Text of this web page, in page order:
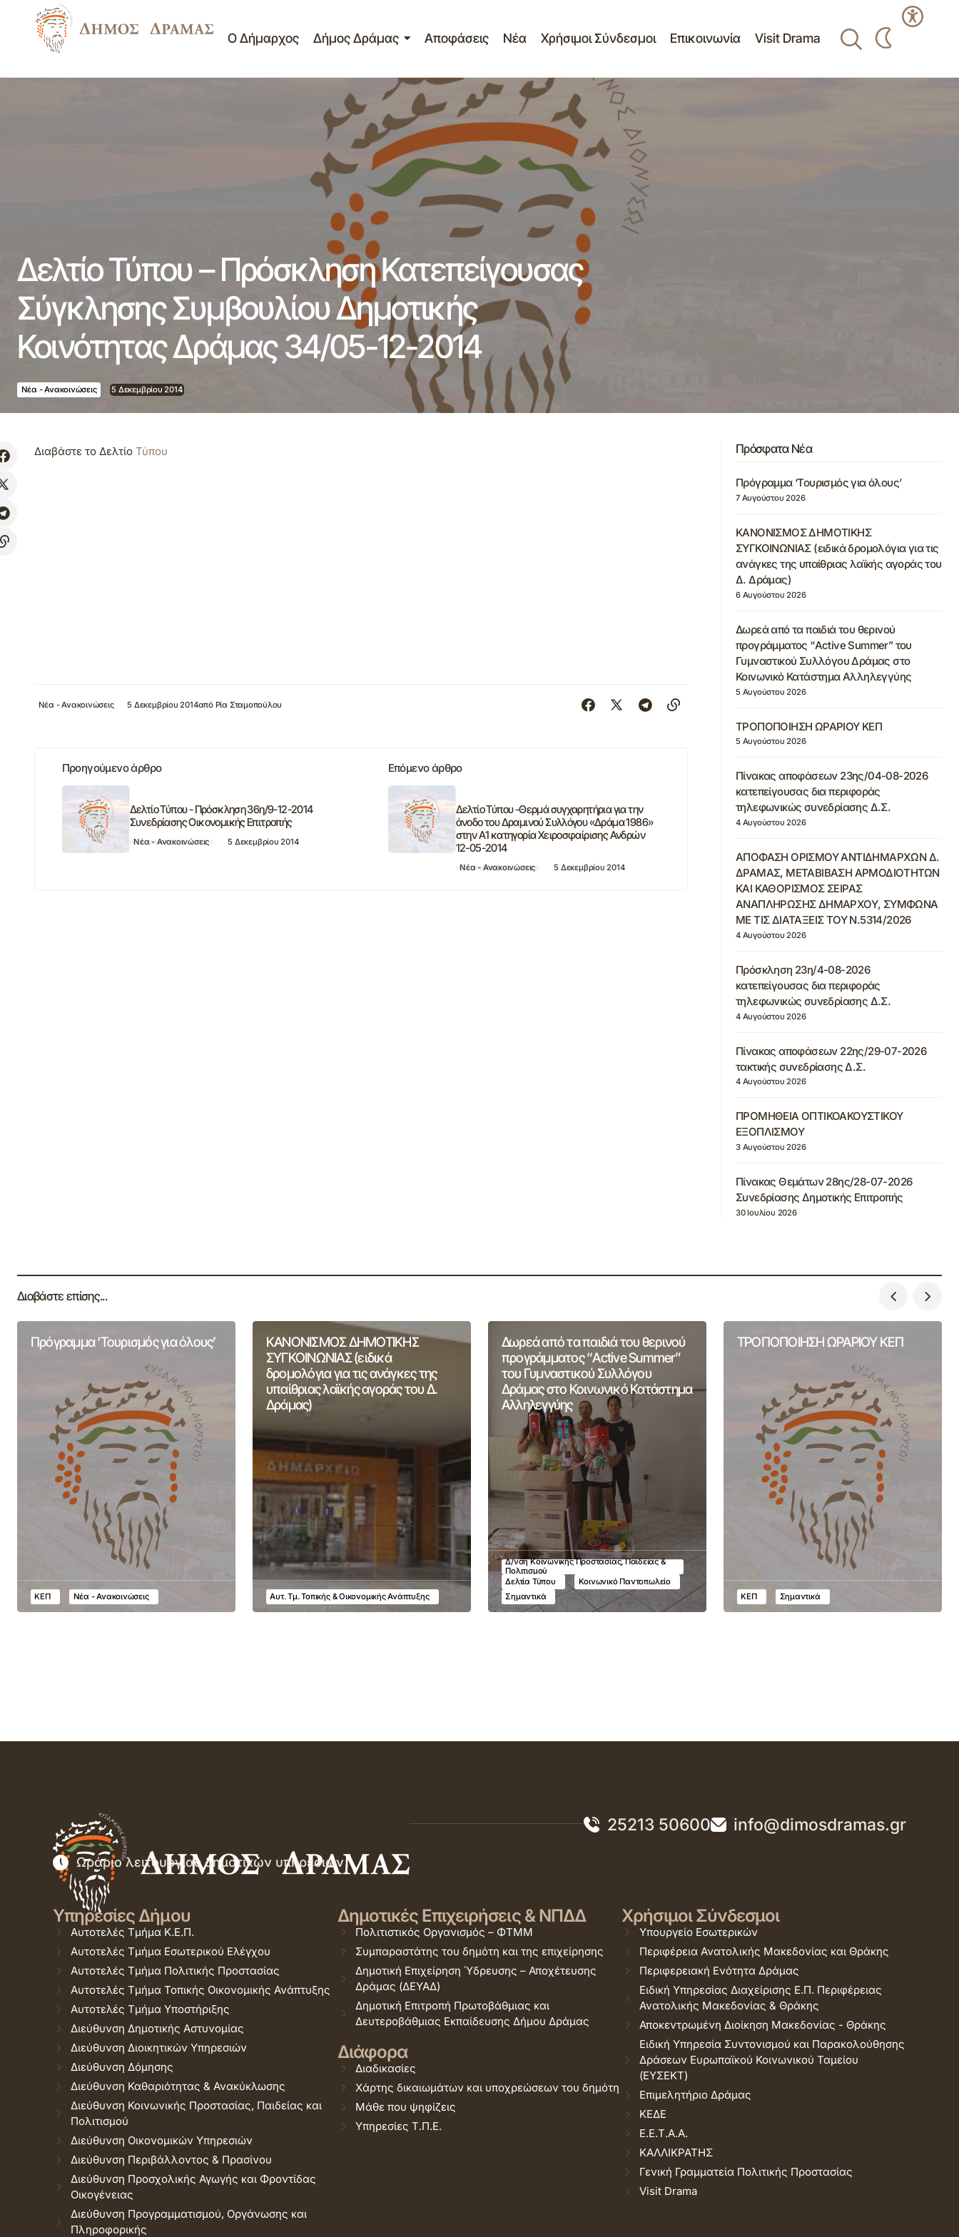
Ο Δήμαρχος Δήμος Δράμας Αποφάσεις Νέα Χρήσιμοι Σύνδεσμοι Επικοινωνία Visit Drama
Δελτίο Τύπου – Πρόσκληση Κατεπείγουσας Σύγκλησης Συμβουλίου Δημοτικής
Κοινότητας Δράμας 34/05-12-2014
Δελτίο Τύπου – Πρόσκληση Κατεπείγουσας
Σύγκλησης Συμβουλίου Δημοτικής
Κοινότητας Δράμας 34/05-12-2014
Νέα - Ανακοινώσεις 5 Δεκεμβρίου 2014
Διαβάστε το Δελτίο Τύπου
Νέα - Ανακοινώσεις 5 Δεκεμβρίου 2014από Ρία Σταμοπούλου
Προηγούμενο άρθρο
Δελτίο Τύπου - Πρόσκληση 36η/9-12-2014
Συνεδρίασης Οικονομικής Επιτροπής
Νέα - Ανακοινώσεις 5 Δεκεμβρίου 2014
Επόμενο άρθρο
Δελτίο Τύπου -Θερμά συγχαρητήρια για την
άνοδο του Δραμινού Συλλόγου «Δράμα 1986»
στην Α1 κατηγορία Χειροσφαίρισης Ανδρών
12-05-2014
Νέα - Ανακοινώσεις 5 Δεκεμβρίου 2014
Πρόσφατα Νέα
Πρόγραμμα ‘Τουρισμός για όλους’
7 Αυγούστου 2026
ΚΑΝΟΝΙΣΜΟΣ ΔΗΜΟΤΙΚΗΣ
ΣΥΓΚΟΙΝΩΝΙΑΣ (ειδικά δρομολόγια για τις
ανάγκες της υπαίθριας λαϊκής αγοράς του
Δ. Δράμας)
6 Αυγούστου 2026
Δωρεά από τα παιδιά του θερινού
προγράμματος “Active Summer” του
Γυμναστικού Συλλόγου Δράμας στο
Κοινωνικό Κατάστημα Αλληλεγγύης
5 Αυγούστου 2026
ΤΡΟΠΟΠΟΙΗΣΗ ΩΡΑΡΙΟΥ ΚΕΠ
5 Αυγούστου 2026
Πίνακας αποφάσεων 23ης/04-08-2026
κατεπείγουσας δια περιφοράς
τηλεφωνικώς συνεδρίασης Δ.Σ.
4 Αυγούστου 2026
ΑΠΟΦΑΣΗ ΟΡΙΣΜΟΥ ΑΝΤΙΔΗΜΑΡΧΩΝ Δ.
ΔΡΑΜΑΣ, ΜΕΤΑΒΙΒΑΣΗ ΑΡΜΟΔΙΟΤΗΤΩΝ
ΚΑΙ ΚΑΘΟΡΙΣΜΟΣ ΣΕΙΡΑΣ
ΑΝΑΠΛΗΡΩΣΗΣ ΔΗΜΑΡΧΟΥ, ΣΥΜΦΩΝΑ
ΜΕ ΤΙΣ ΔΙΑΤΑΞΕΙΣ ΤΟΥ Ν.5314/2026
4 Αυγούστου 2026
Πρόσκληση 23η/4-08-2026
κατεπείγουσας δια περιφοράς
τηλεφωνικώς συνεδρίασης Δ.Σ.
4 Αυγούστου 2026
Πίνακας αποφάσεων 22ης/29-07-2026
τακτικής συνεδρίασης Δ.Σ.
4 Αυγούστου 2026
ΠΡΟΜΗΘΕΙΑ ΟΠΤΙΚΟΑΚΟΥΣΤΙΚΟΥ
ΕΞΟΠΛΙΣΜΟΥ
3 Αυγούστου 2026
Πίνακας Θεμάτων 28ης/28-07-2026
Συνεδρίασης Δημοτικής Επιτροπής
30 Ιουλίου 2026
Διαβάστε επίσης...
Πρόγραμμα ‘Τουρισμός για όλους’
ΚΕΠ Νέα - Ανακοινώσεις
ΚΑΝΟΝΙΣΜΟΣ ΔΗΜΟΤΙΚΗΣ
ΣΥΓΚΟΙΝΩΝΙΑΣ (ειδικά
δρομολόγια για τις ανάγκες της
υπαίθριας λαϊκής αγοράς του Δ.
Δράμας)
Αυτ. Τμ. Τοπικής & Οικονομικής Ανάπτυξης
Δωρεά από τα παιδιά του θερινού
προγράμματος “Active Summer”
του Γυμναστικού Συλλόγου
Δράμας στο Κοινωνικό Κατάστημα
Αλληλεγγύης
Δ/νση Κοινωνικής Προστασίας, Παιδείας &
Πολιτισμού
Δελτία Τύπου
Κοινωνικό Παντοπωλείο
Σημαντικά
ΤΡΟΠΟΠΟΙΗΣΗ ΩΡΑΡΙΟΥ ΚΕΠ
ΚΕΠ Σημαντικά
25213 50600 info@dimosdramas.gr
Ωράριο λειτουργίας δημοτικών υπηρεσιών
Υπηρεσίες Δήμου
Αυτοτελές Τμήμα Κ.Ε.Π.
Αυτοτελές Τμήμα Εσωτερικού Ελέγχου
Αυτοτελές Τμήμα Πολιτικής Προστασίας
Αυτοτελές Τμήμα Τοπικής Οικονομικής Ανάπτυξης
Αυτοτελές Τμήμα Υποστήριξης
Διεύθυνση Δημοτικής Αστυνομίας
Διεύθυνση Διοικητικών Υπηρεσιών
Διεύθυνση Δόμησης
Διεύθυνση Καθαριότητας & Ανακύκλωσης
Διεύθυνση Κοινωνικής Προστασίας, Παιδείας και
Πολιτισμού
Διεύθυνση Οικονομικών Υπηρεσιών
Διεύθυνση Περιβάλλοντος & Πρασίνου
Διεύθυνση Προσχολικής Αγωγής και Φροντίδας
Οικογένειας
Διεύθυνση Προγραμματισμού, Οργάνωσης και
Πληροφορικής
Δημοτικές Επιχειρήσεις & ΝΠΔΔ
Πολιτιστικός Οργανισμός – ΦΤΜΜ
Συμπαραστάτης του δημότη και της επιχείρησης
Δημοτική Επιχείρηση Ύδρευσης – Αποχέτευσης
Δράμας (ΔΕΥΑΔ)
Δημοτική Επιτροπή Πρωτοβάθμιας και
Δευτεροβάθμιας Εκπαίδευσης Δήμου Δράμας
Διάφορα
Διαδικασίες
Χάρτης δικαιωμάτων και υποχρεώσεων του δημότη
Μάθε που ψηφίζεις
Υπηρεσίες Τ.Π.Ε.
Χρήσιμοι Σύνδεσμοι
Υπουργείο Εσωτερικών
Περιφέρεια Ανατολικής Μακεδονίας και Θράκης
Περιφερειακή Ενότητα Δράμας
Ειδική Υπηρεσίας Διαχείρισης Ε.Π. Περιφέρειας
Ανατολικής Μακεδονίας & Θράκης
Αποκεντρωμένη Διοίκηση Μακεδονίας - Θράκης
Ειδική Υπηρεσία Συντονισμού και Παρακολούθησης
Δράσεων Ευρωπαϊκού Κοινωνικού Ταμείου
(ΕΥΣΕΚΤ)
Επιμελητήριο Δράμας
ΚΕΔΕ
Ε.Ε.Τ.Α.Α.
ΚΑΛΛΙΚΡΑΤΗΣ
Γενική Γραμματεία Πολιτικής Προστασίας
Visit Drama